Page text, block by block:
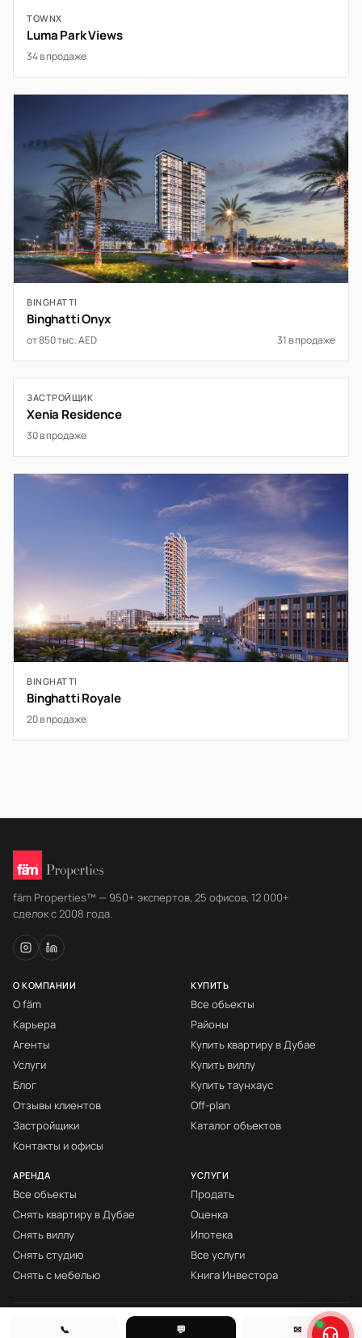
TOWNX
Luma Park Views
34 в продаже
BINGHATTI
Binghatti Onyx
от 850 тыс. AED 31 в продаже
ЗАСТРОЙЩИК
Xenia Residence
30 в продаже
BINGHATTI
Binghatti Royale
20 в продаже
📞
💬
✉
fäm Properties™ — 950+ экспертов, 25 офисов, 12 000+
сделок с 2008 года.
О КОМПАНИИ
О fäm
Карьера
Агенты
Услуги
Блог
Отзывы клиентов
Застройщики
Контакты и офисы
КУПИТЬ
Все объекты
Районы
Купить квартиру в Дубае
Купить виллу
Купить таунхаус
Off-plan
Каталог объектов
АРЕНДА
Все объекты
Снять квартиру в Дубае
Снять виллу
Снять студию
Снять с мебелью
УСЛУГИ
Продать
Оценка
Ипотека
Все услуги
Книга Инвестора
© fäm Properties™ · ORN 1858 · С 2008